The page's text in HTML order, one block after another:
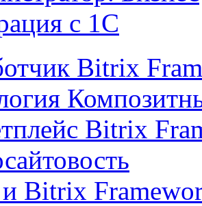
с 1С
Bitrix
Bitrix
Bitrix